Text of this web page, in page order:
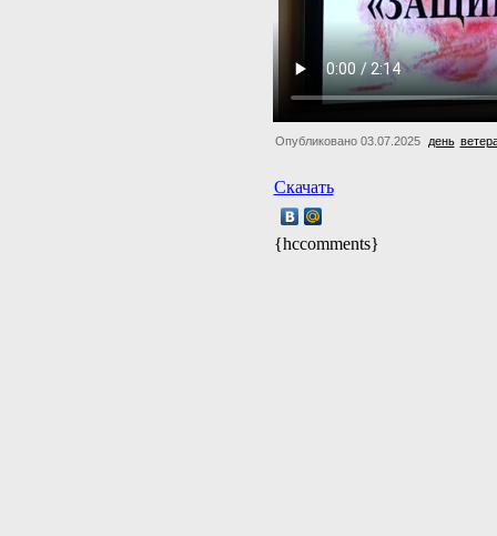
Опубликовано 03.07.2025 день
Скачать
{hccomments}